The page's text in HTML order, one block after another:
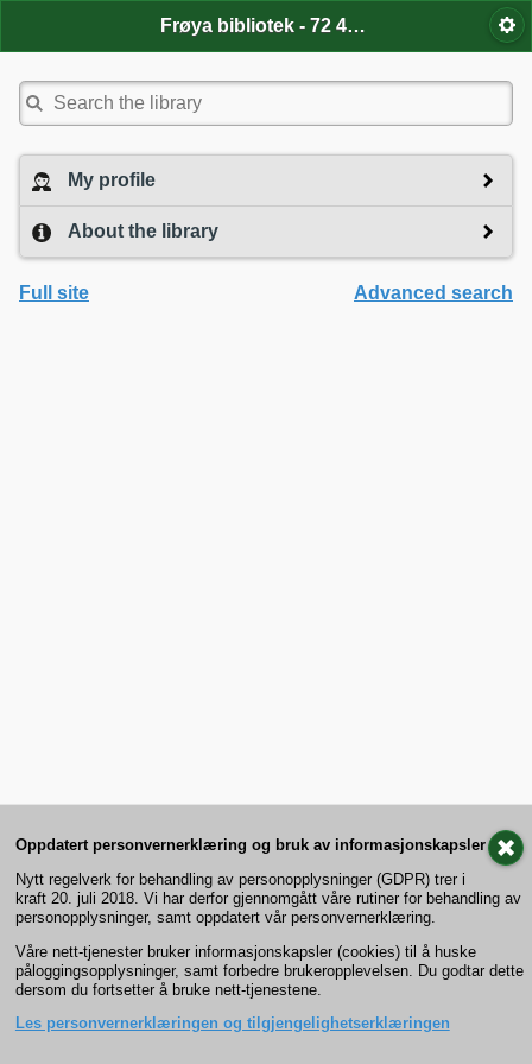
Frøya bibliotek - 72 46 32 89, biblioteket@froya.kommune.no
My profile
About the library
Full site Advanced search
Oppdatert personvernerklæring og bruk av informasjonskapsler
Nytt regelverk for behandling av personopplysninger (GDPR) trer i
kraft 20. juli 2018. Vi har derfor gjennomgått våre rutiner for behandling av
personopplysninger, samt oppdatert vår personvernerklæring.
Våre nett-tjenester bruker informasjonskapsler (cookies) til å huske
påloggingsopplysninger, samt forbedre brukeropplevelsen. Du godtar dette
dersom du fortsetter å bruke nett-tjenestene.
Les personvernerklæringen og tilgjengelighetserklæringen